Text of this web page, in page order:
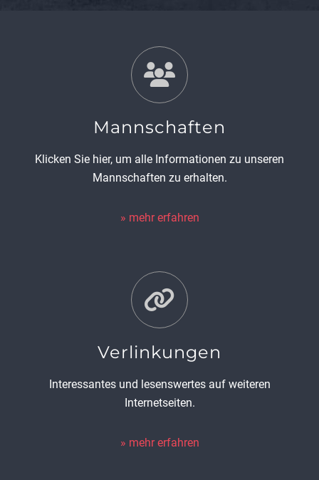
Mannschaften
Klicken Sie hier, um alle Informationen zu unseren
Mannschaften zu erhalten.
mehr erfahren
Verlinkungen
Interessantes und lesenswertes auf weiteren
Internetseiten.
mehr erfahren